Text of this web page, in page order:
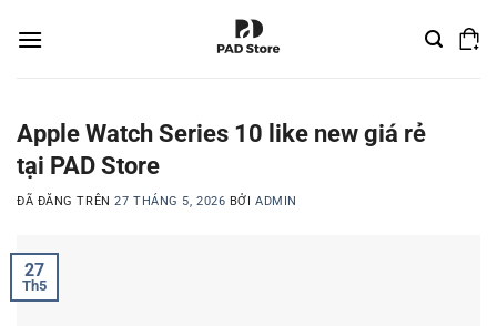
đến
Apple Watch Series 10 like new giá rẻ
tại PAD Store
ĐÃ ĐĂNG TRÊN27 THÁNG 5, 2026 BỞIADMIN
27
Th5